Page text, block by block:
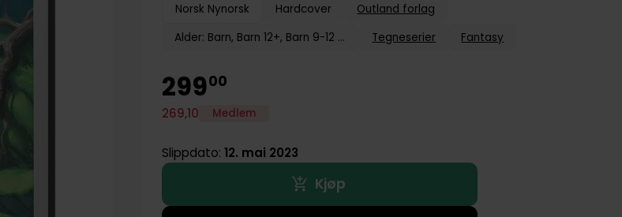
Norsk Nynorsk Hardcover
Outland forlag
Alder: Barn, Barn 12+, Barn 9-12 år, Ungdom+
Tegneserier Fantasy
29900
269,10 Medlem
Slippdato:12. mai 2023
Kjøp